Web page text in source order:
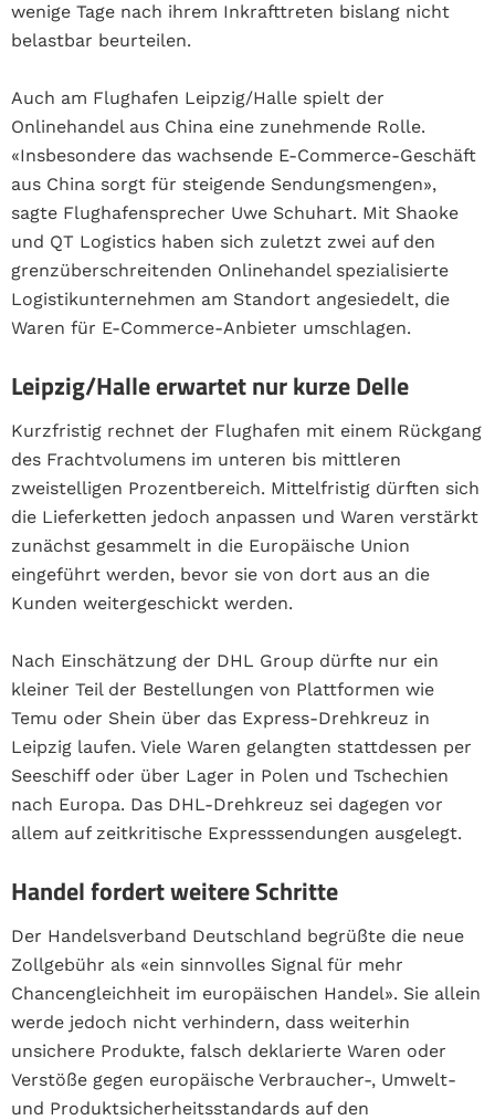
wenige Tage nach ihrem Inkrafttreten bislang nicht
belastbar beurteilen.
Auch am Flughafen Leipzig/Halle spielt der
Onlinehandel aus China eine zunehmende Rolle.
«Insbesondere das wachsende E-Commerce-Geschäft
aus China sorgt für steigende Sendungsmengen»,
sagte Flughafensprecher Uwe Schuhart. Mit Shaoke
und QT Logistics haben sich zuletzt zwei auf den
grenzüberschreitenden Onlinehandel spezialisierte
Logistikunternehmen am Standort angesiedelt, die
Waren für E-Commerce-Anbieter umschlagen.
Leipzig/Halle erwartet nur kurze Delle
Kurzfristig rechnet der Flughafen mit einem Rückgang
des Frachtvolumens im unteren bis mittleren
zweistelligen Prozentbereich. Mittelfristig dürften sich
die Lieferketten jedoch anpassen und Waren verstärkt
zunächst gesammelt in die Europäische Union
eingeführt werden, bevor sie von dort aus an die
Kunden weitergeschickt werden.
Nach Einschätzung der DHL Group dürfte nur ein
kleiner Teil der Bestellungen von Plattformen wie
Temu oder Shein über das Express-Drehkreuz in
Leipzig laufen. Viele Waren gelangten stattdessen per
Seeschiff oder über Lager in Polen und Tschechien
nach Europa. Das DHL-Drehkreuz sei dagegen vor
allem auf zeitkritische Expresssendungen ausgelegt.
Handel fordert weitere Schritte
Der Handelsverband Deutschland begrüßte die neue
Zollgebühr als «ein sinnvolles Signal für mehr
Chancengleichheit im europäischen Handel». Sie allein
werde jedoch nicht verhindern, dass weiterhin
unsichere Produkte, falsch deklarierte Waren oder
Verstöße gegen europäische Verbraucher-, Umwelt-
und Produktsicherheitsstandards auf den